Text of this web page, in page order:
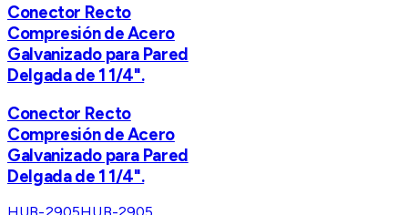
Conector Recto
Compresión de Acero
Galvanizado para Pared
Delgada de 1 1/4".
Conector Recto
Compresión de Acero
Galvanizado para Pared
Delgada de 1 1/4".